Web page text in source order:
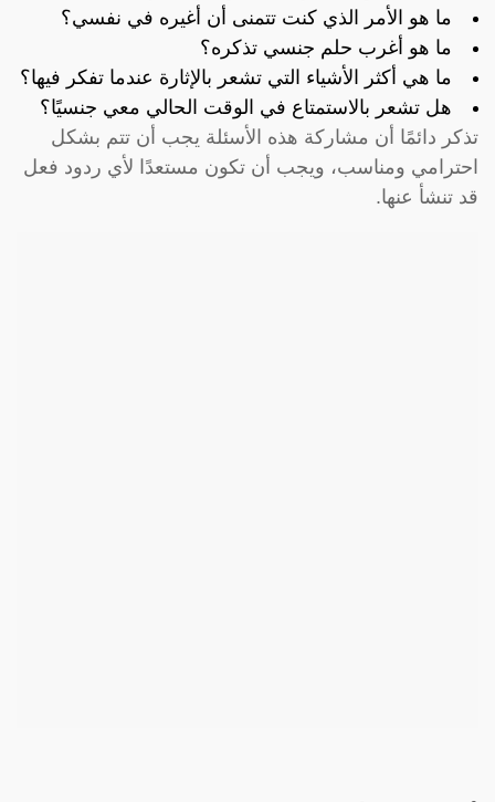
ما هو الأمر الذي كنت تتمنى أن أغيره في نفسي؟
ما هو أغرب حلم جنسي تذكره؟
ما هي أكثر الأشياء التي تشعر بالإثارة عندما تفكر فيها؟
هل تشعر بالاستمتاع في الوقت الحالي معي جنسيًا؟
تذكر دائمًا أن مشاركة هذه الأسئلة يجب أن تتم بشكل
احترامي ومناسب، ويجب أن تكون مستعدًا لأي ردود فعل
قد تنشأ عنها.